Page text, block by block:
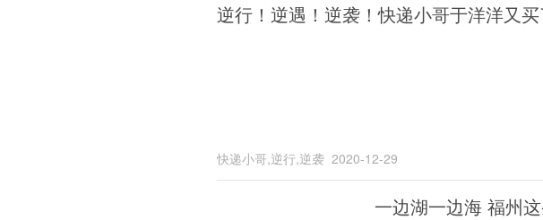
逆行！逆遇！逆袭！快递小哥于洋洋又
快递小哥,逆行,逆袭 2020-12-29
一边湖一边海 福州